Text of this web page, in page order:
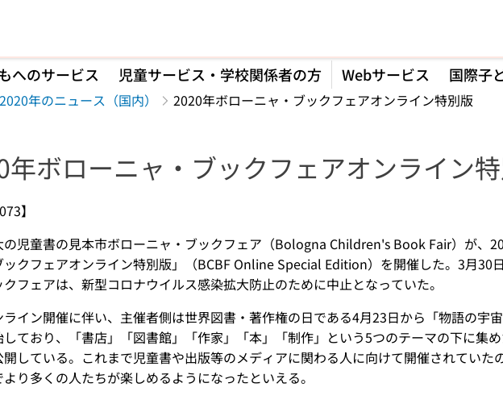
へのサービス 児童サービス・学校関係者の方 Webサービス 国際子
2020年のニュース（国内） 2020年ボローニャ・ブックフェアオンライン特別版
年ボローニャ・ブックフェアオンライン
】
の児童書の見本市ボローニャ・ブックフェア（Bologna Children's Book Fair）が、
ックフェアオンライン特別版」（BCBF Online Special Edition）を開催した。3月30
クフェアは、新型コロナウイルス感染拡大防止のために中止となっていた。
ライン開催に伴い、主催者側は世界図書・著作権の日である4月23日から「物語の宇
ており、「書店」「図書館」「作家」「本」「制作」という5つのテーマの下に集
開している。これまで児童書や出版等のメディアに関わる人に向けて開催されていた
り多くの人たちが楽しめるようになったといえる。